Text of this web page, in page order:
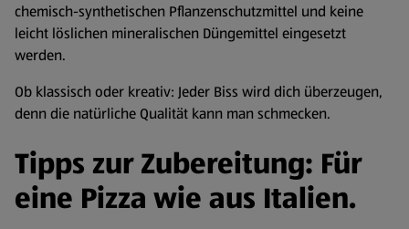
chemisch-synthetischen Pflanzenschutzmittel und keine
leicht löslichen mineralischen Düngemittel eingesetzt
werden.
Ob klassisch oder kreativ: Jeder Biss wird dich überzeugen,
denn die natürliche Qualität kann man schmecken.
Tipps zur Zubereitung: Für
eine Pizza wie aus Italien.